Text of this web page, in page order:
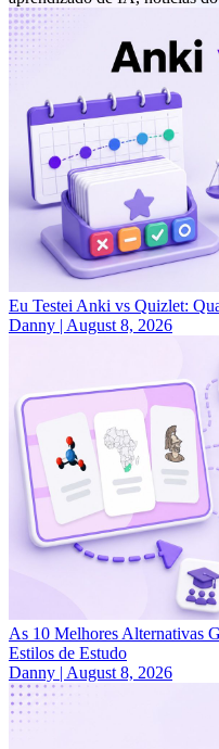
Eu Testei Anki vs Quizlet:
Danny | August 8, 2026
As 10 Melhores Alternativas
Estilos de Estudo
Danny | August 8, 2026